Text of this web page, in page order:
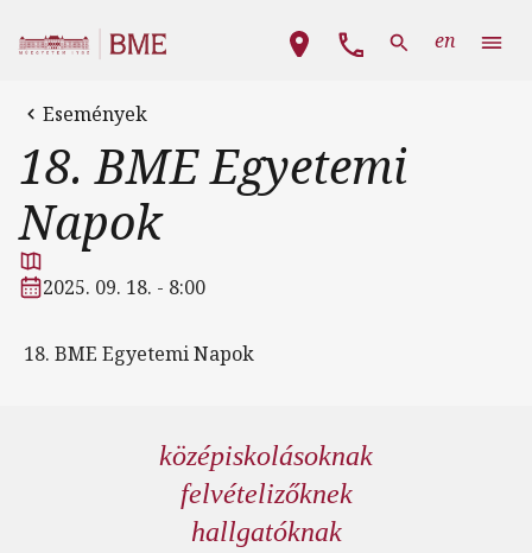
Fő navigáció
en
Események
18. BME Egyetemi
Napok
2025. 09. 18. - 8:00
18. BME Egyetemi Napok
középiskolásoknak
felvételizőknek
hallgatóknak